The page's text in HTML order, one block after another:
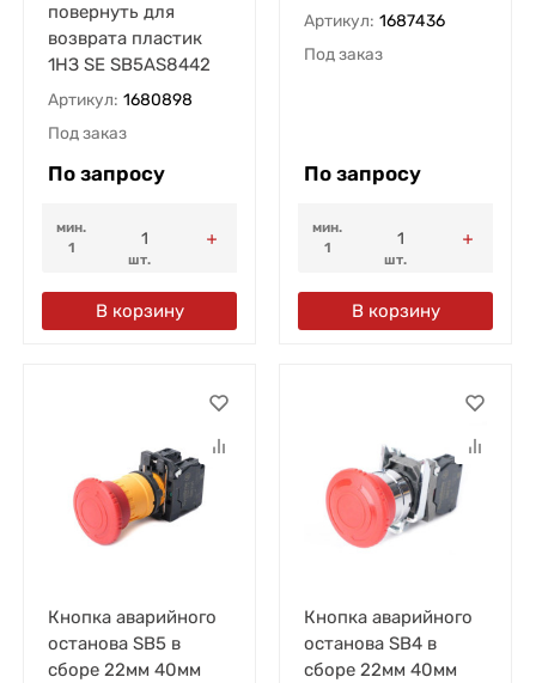
повернуть для
возврата пластик
1НЗ SE SB5AS8442
Артикул: 1680898
Под заказ
По запросу
мин.
1
шт.
В корзину
Артикул: 1687436
Под заказ
По запросу
мин.
1
шт.
В корзину
Кнопка аварийного
останова SB5 в
сборе 22мм 40мм
Кнопка аварийного
останова SB4 в
сборе 22мм 40мм